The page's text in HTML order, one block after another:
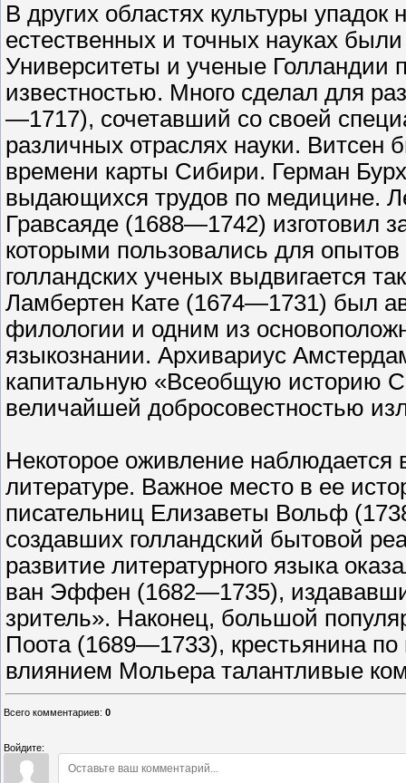
В других областях культуры
естественных и точных науках
Университеты и ученые Голландии
известностью. Много сделал для
—1717), сочетавший со своей
различных отраслях науки. Витсен
времени карты Сибири. Герман
выдающихся трудов по медицине.
Гравсаяде (1688—1742) изготовил
которыми пользовались для
голландских ученых выдвигается
Ламбертен Кате (1674—1731) был
филологии и одним из
языкознании. Архивариус
капитальную «Всеобщую историю
величайшей добросовестностью
Некоторое оживление наблюдается
литературе. Важное место в ее
писательниц Елизаветы Вольф
создавших голландский бытовой
развитие литературного языка
ван Эффен (1682—1735),
зритель». Наконец, большой
Поота (1689—1733), крестьянина
влиянием Мольера талантливые
Всего комментариев: 0
Войдите: